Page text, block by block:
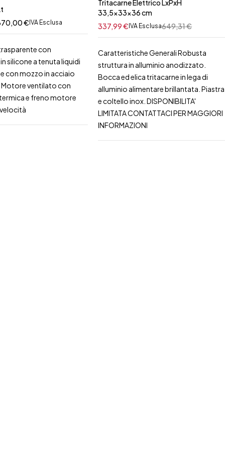
€IVA Esclusa
con
silicone a tenuta liquidi
con mozzo in acciaio
Motore ventilato con
e freno motore
Tritacarne Elettrico LxPxH
33,5x33x36 cm
649,31€
337,99€ IVA Esclusa
Caratteristiche Generali Robusta
struttura in alluminio anodizzato.
Bocca ed elica tritacarne in lega di
alluminio alimentare brillantata. Piastra
e coltello inox. DISPONIBILITA'
LIMITATA CONTATTACI PER MAGGIORI
INFORMAZIONI